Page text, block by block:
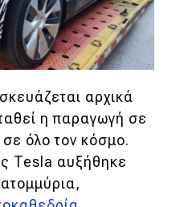
αρχικά
η παραγωγή σε
όλο τον κόσμο.
Tesla αυξήθηκε